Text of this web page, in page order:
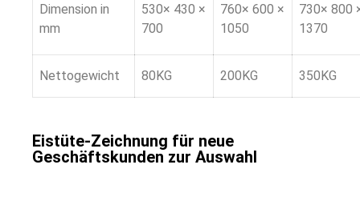
Dimension in
mm
530× 430 ×
700
760× 600 ×
1050
730× 800
1370
Nettogewicht 80KG 200KG 350KG
Eistüte-Zeichnung für neue
Geschäftskunden zur Auswahl